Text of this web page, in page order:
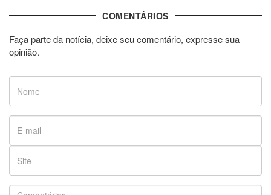
COMENTÁRIOS
Faça parte da notícia, deixe seu comentário, expresse sua
opinião.